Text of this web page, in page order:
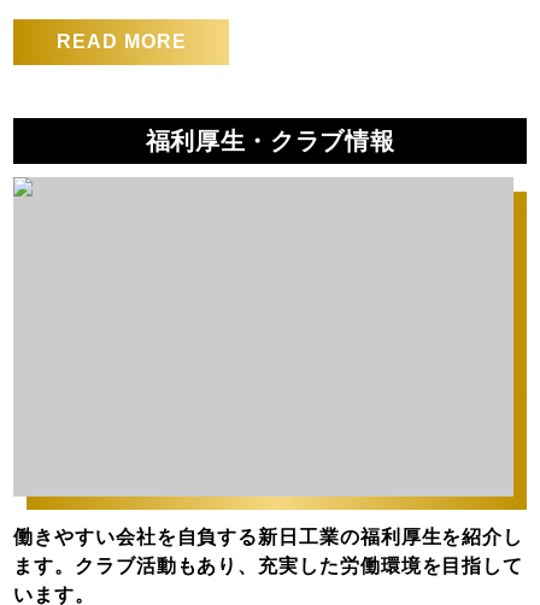
READ MORE
福利厚生・クラブ情報
働きやすい会社を自負する新日工業の福利厚生を紹介し
ます。クラブ活動もあり、充実した労働環境を目指して
います。